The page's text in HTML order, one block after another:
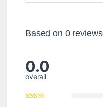
Based on 0 reviews
0.0
overall